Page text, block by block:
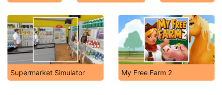
Supermarket Simulator My Free Farm 2